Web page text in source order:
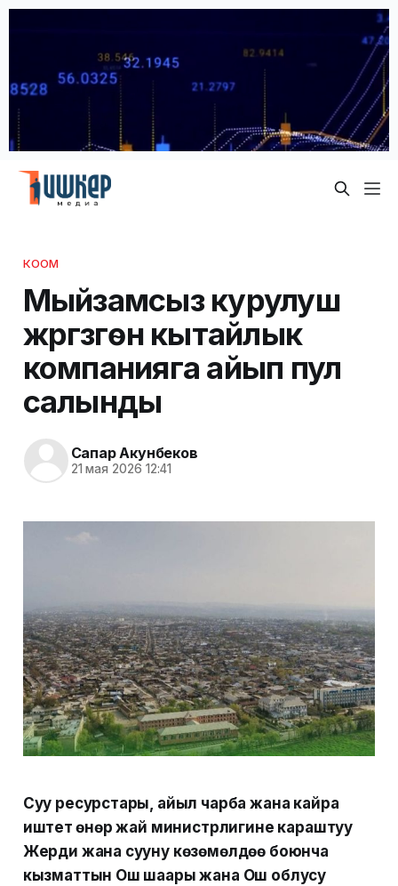
КООМ
Мыйзамсыз курулуш
жүргүзгөн кытайлык
компанияга айып пул
салынды
Сапар Акунбеков
21 мая 2026 12:41
Суу ресурстары, айыл чарба жана кайра
иштетүү өнөр жай министрлигине караштуу
Жерди жана сууну көзөмөлдөө боюнча
кызматтын Ош шаары жана Ош облусу